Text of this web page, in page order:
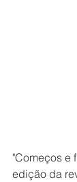
"Começos e
edição da